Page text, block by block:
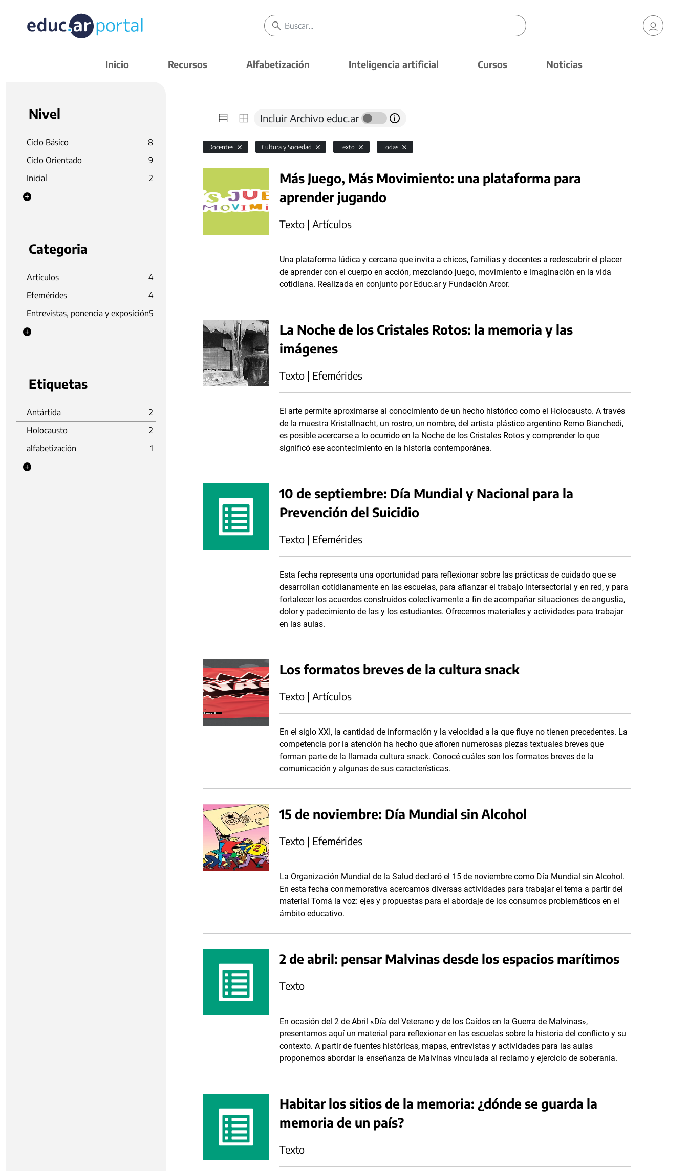
Inicio Recursos Alfabetización Inteligencia artificial Cursos Noticias
Nivel
Ciclo Básico
8
Ciclo Orientado
9
Inicial
2
Categoria
Artículos
4
Efemérides
4
Entrevistas, ponencia y exposición5
Etiquetas
Antártida
2
Holocausto
2
alfabetización
1
Incluir Archivo educ.ar
Docentes Cultura y Sociedad Texto Todas
Más Juego, Más Movimiento: una plataforma para
aprender jugando
Texto | Artículos
Una plataforma lúdica y cercana que invita a chicos, familias y docentes a redescubrir el placer
de aprender con el cuerpo en acción, mezclando juego, movimiento e imaginación en la vida
cotidiana. Realizada en conjunto por Educ.ar y Fundación Arcor.
La Noche de los Cristales Rotos: la memoria y las
imágenes
Texto | Efemérides
El arte permite aproximarse al conocimiento de un hecho histórico como el Holocausto. A través
de la muestra Kristallnacht, un rostro, un nombre, del artista plástico argentino Remo Bianchedi,
es posible acercarse a lo ocurrido en la Noche de los Cristales Rotos y comprender lo que
significó ese acontecimiento en la historia contemporánea.
10 de septiembre: Día Mundial y Nacional para la
Prevención del Suicidio
Texto | Efemérides
Esta fecha representa una oportunidad para reflexionar sobre las prácticas de cuidado que se
desarrollan cotidianamente en las escuelas, para afianzar el trabajo intersectorial y en red, y para
fortalecer los acuerdos construidos colectivamente a fin de acompañar situaciones de angustia,
dolor y padecimiento de las y los estudiantes. Ofrecemos materiales y actividades para trabajar
en las aulas.
Los formatos breves de la cultura snack
Texto | Artículos
En el siglo XXI, la cantidad de información y la velocidad a la que fluye no tienen precedentes. La
competencia por la atención ha hecho que afloren numerosas piezas textuales breves que
forman parte de la llamada cultura snack. Conocé cuáles son los formatos breves de la
comunicación y algunas de sus características.
15 de noviembre: Día Mundial sin Alcohol
Texto | Efemérides
La Organización Mundial de la Salud declaró el 15 de noviembre como Día Mundial sin Alcohol.
En esta fecha conmemorativa acercamos diversas actividades para trabajar el tema a partir del
material Tomá la voz: ejes y propuestas para el abordaje de los consumos problemáticos en el
ámbito educativo.
2 de abril: pensar Malvinas desde los espacios marítimos
Texto
En ocasión del 2 de Abril «Día del Veterano y de los Caídos en la Guerra de Malvinas»,
presentamos aquí un material para reflexionar en las escuelas sobre la historia del conflicto y su
contexto. A partir de fuentes históricas, mapas, entrevistas y actividades para las aulas
proponemos abordar la enseñanza de Malvinas vinculada al reclamo y ejercicio de soberanía.
Habitar los sitios de la memoria: ¿dónde se guarda la
memoria de un país?
Texto